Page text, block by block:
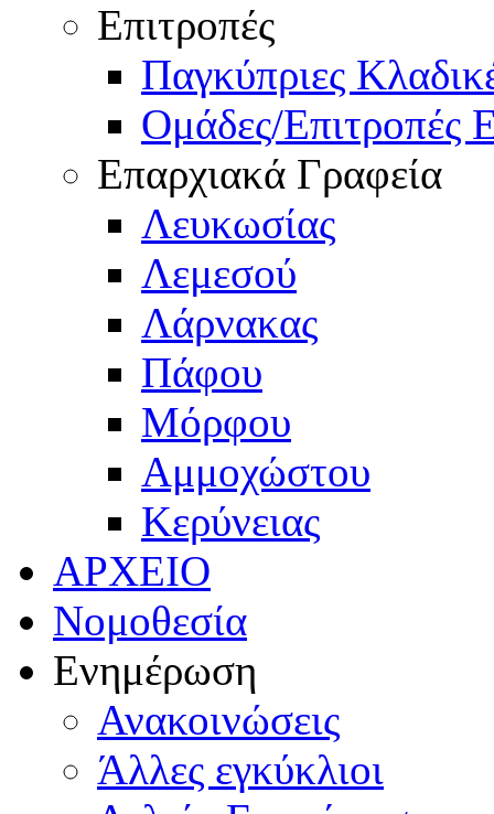
Επιτροπές
Παγκύπριες
Ομάδες/Επιτροπές
Επαρχιακά Γραφεία
Λευκωσίας
Λεμεσού
Λάρνακας
Πάφου
Μόρφου
Αμμοχώστου
Κερύνειας
ΑΡΧΕΙΟ
Νομοθεσία
Ενημέρωση
Ανακοινώσεις
Άλλες εγκύκλιοι